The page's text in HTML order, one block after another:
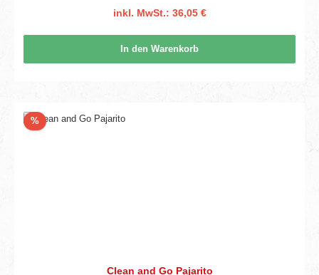
inkl. MwSt.: 36,05 €
In den Warenkorb
%Rabatt
Clean and Go Pajarito